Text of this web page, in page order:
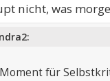
nicht, was
für